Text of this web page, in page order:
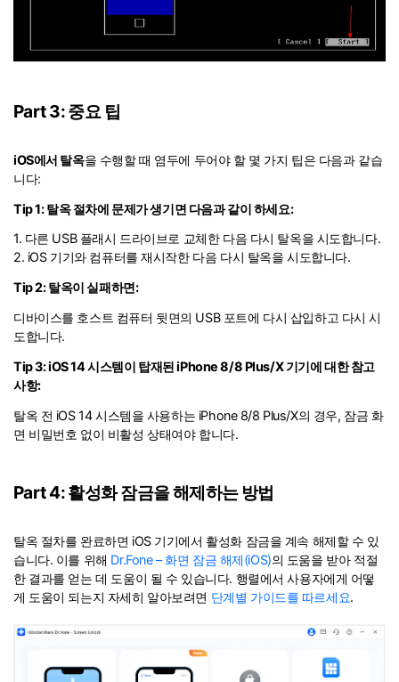
Part 3: 중요 팁
iOS에서 탈옥을 수행할 때 염두에 두어야 할 몇 가지 팁은 다음과 같습
니다:
Tip 1: 탈옥 절차에 문제가 생기면 다음과 같이 하세요:
1. 다른 USB 플래시 드라이브로 교체한 다음 다시 탈옥을 시도합니다.
2. iOS 기기와 컴퓨터를 재시작한 다음 다시 탈옥을 시도합니다.
Tip 2: 탈옥이 실패하면:
디바이스를 호스트 컴퓨터 뒷면의 USB 포트에 다시 삽입하고 다시 시
도합니다.
Tip 3: iOS 14 시스템이 탑재된 iPhone 8/8 Plus/X 기기에 대한 참고
사항:
탈옥 전 iOS 14 시스템을 사용하는 iPhone 8/8 Plus/X의 경우, 잠금 화
면 비밀번호 없이 비활성 상태여야 합니다.
Part 4: 활성화 잠금을 해제하는 방법
탈옥 절차를 완료하면 iOS 기기에서 활성화 잠금을 계속 해제할 수 있
습니다. 이를 위해 Dr.Fone – 화면 잠금 해제(iOS)의 도움을 받아 적절
한 결과를 얻는 데 도움이 될 수 있습니다. 행렬에서 사용자에게 어떻
게 도움이 되는지 자세히 알아보려면 단계별 가이드를 따르세요.